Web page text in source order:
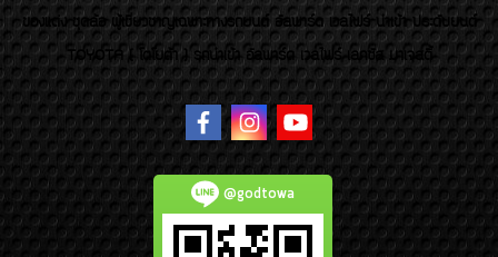
ของแต่ง ชุดล้อ ผู้เชี่ยวชาญเฉพาะทางรถยนต์ อัลพาร์ด เวลไฟร์ นำเข้า ประดับยนต์
TOYOTA ( โตโยต้า ) รถนำเข้า อัลพาร์ด เวลไฟร์ เลกซัส มาเจสตี้
@godtowa